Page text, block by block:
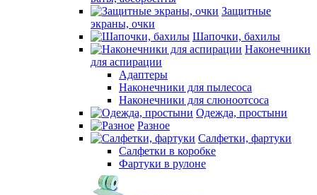
Защитные
экраны, очки
Шапочки, бахилы
Наконечники
для аспирации
Адаптеры
Наконечники для пылесоса
Наконечники для слюноотсоса
Одежда, простыни
Разное
Салфетки, фартуки
Салфетки в коробке
Фартуки в рулоне